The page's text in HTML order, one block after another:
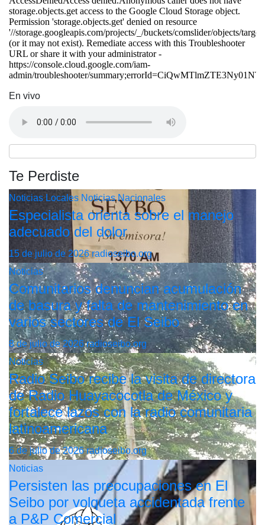
En vivo
Te Perdiste
Noticias Locales Noticias Nacionales
Especialista orienta sobre el manejo
adecuado del dolor
15 de julio de 2026radioseibo.org
Noticias
Comunitarios denuncian acumulación
de basura y falta de mantenimiento en
varios sectores de El Seibo
8 de julio de 2026radioseibo.org
Noticias
Radio Seibo recibe la visita de directora
de Radio Huayacocotla de México y
fortalece lazos con la radio comunitaria
latinoamericana
6 de julio de 2026radioseibo.org
Noticias
Persisten las preocupaciones en El
Seibo por volqueta accidentada frente
a P&P Comercial